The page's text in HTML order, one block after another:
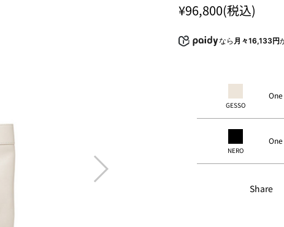
next
¥96,800(税込)
なら 月々16,133円
GESSO
NERO
Share